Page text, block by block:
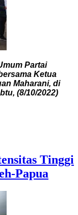
Partai
Ketua
Maharani, di
(8/10/2022)
Tinggi
Papua